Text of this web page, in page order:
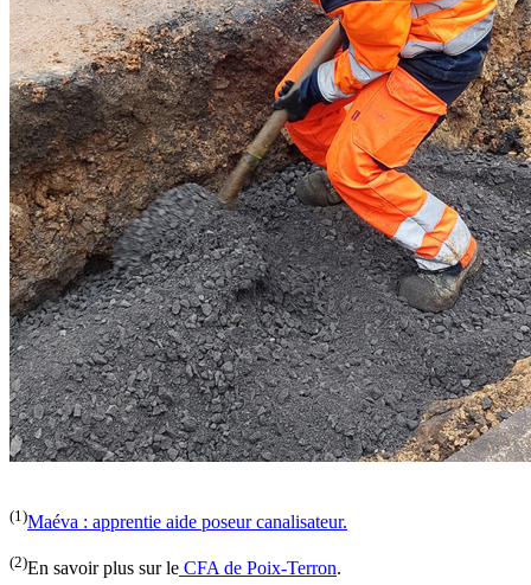
(1)Maéva : apprentie aide poseur canalisateur.
(2)En savoir plus sur le CFA de Poix-Terron.